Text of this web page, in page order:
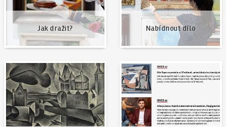
Jak dražit? Nabídnout dílo
Naše nejvyšší prodeje Napsali o nás